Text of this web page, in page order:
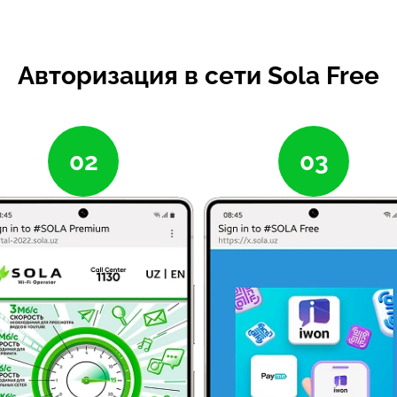
Авторизация в сети Sola Free
02 03